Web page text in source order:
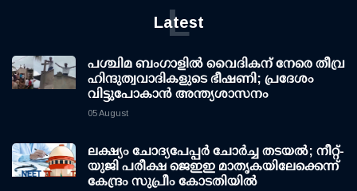
Latest
L
പശ്ചിമ ബംഗാളിൽ വൈദികന് നേരെ തീവ്ര
ഹിന്ദുത്വവാദികളുടെ ഭീഷണി; പ്രദേശം
വിട്ടുപോകാൻ അന്ത്യശാസനം
05 August
ലക്ഷ്യം ചോദ്യപേപ്പര്‍ ചോര്‍ച്ച തടയല്‍; നീറ്റ്-
യുജി പരീക്ഷ ജെഇഇ മാതൃകയിലേക്കെന്ന്
കേന്ദ്രം സുപ്രീം കോടതിയില്‍